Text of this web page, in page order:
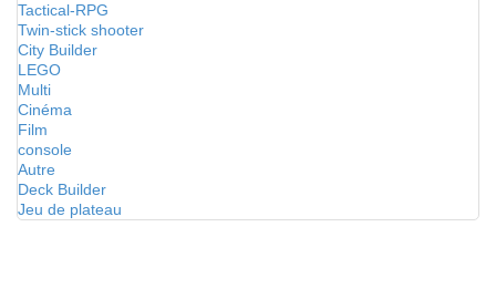
Tactical-RPG
Twin-stick shooter
City Builder
LEGO
Multi
Cinéma
Film
console
Autre
Deck Builder
Jeu de plateau